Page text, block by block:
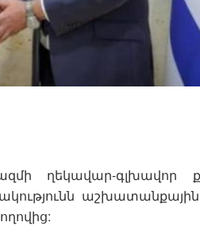
ղեկավար-գլխավոր
աշխատանքային